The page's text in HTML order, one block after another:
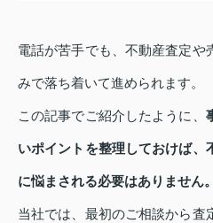
電話が苦手でも、不動産査定や
みで落ち着いて進められます。
この記事でご紹介したように、
いポイントを整理しておけば、
に悩まされる必要はありません。
当社では、最初のご相談から査